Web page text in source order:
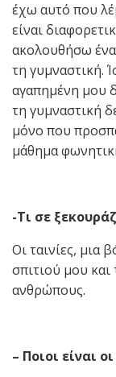
έχω αυτό που
είναι
ακολουθήσω
τη γυμναστική.
αγαπημένη μου
τη γυμναστική
μόνο που
μάθημα
-Τι σε
Οι ταινίες, μια
σπιτιού μου
ανθρώπους.
– Ποιοι είναι